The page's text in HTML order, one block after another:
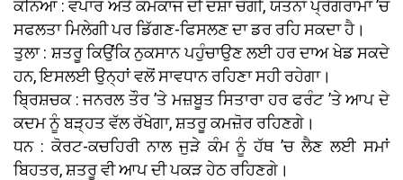
ਕੰਨਿਆ : ਵਪਾਰ ਅਤੇ ਕੰਮਕਾਜ ਦੀ ਦਸ਼ਾ ਚੰਗੀ, ਯਤਨਾਂ ਪ੍ਰੋਗਰਾਮਾਂ ’ਚ
ਸਫਲਤਾ ਮਿਲੇਗੀ ਪਰ ਡਿੱਗਣ-ਫਿਸਲਣ ਦਾ ਡਰ ਰਹਿ ਸਕਦਾ ਹੈ।
ਤੁਲਾ : ਸ਼ਤਰੂ ਕਿਉਂਕਿ ਨੁਕਸਾਨ ਪਹੁੰਚਾਉਣ ਲਈ ਹਰ ਦਾਅ ਖੇਡ ਸਕਦੇ
ਹਨ, ਇਸਲਈ ਉਨ੍ਹਾਂ ਵਲੋਂ ਸਾਵਧਾਨ ਰਹਿਣਾ ਸਹੀ ਰਹੇਗਾ।
ਬ੍ਰਿਸ਼ਚਕ : ਜਨਰਲ ਤੌਰ ’ਤੇ ਮਜ਼ਬੂਤ ਸਿਤਾਰਾ ਹਰ ਫਰੰਟ ’ਤੇ ਆਪ ਦੇ
ਕਦਮ ਨੂੰ ਬੜ੍ਹਤ ਵੱਲ ਰੱਖੇਗਾ, ਸ਼ਤਰੂ ਕਮਜ਼ੋਰ ਰਹਿਣਗੇ।
ਧਨ : ਕੋਰਟ-ਕਚਹਿਰੀ ਨਾਲ ਜੁੜੇ ਕੰਮ ਨੂੰ ਹੱਥ ’ਚ ਲੈਣ ਲਈ ਸਮਾਂ
ਬਿਹਤਰ, ਸ਼ਤਰੂ ਵੀ ਆਪ ਦੀ ਪਕੜ ਹੇਠ ਰਹਿਣਗੇ।